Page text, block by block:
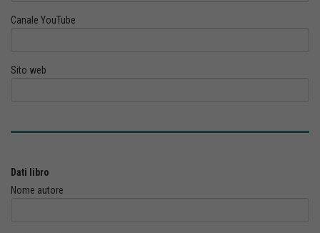
Canale YouTube
Sito web
Dati libro
Nome autore